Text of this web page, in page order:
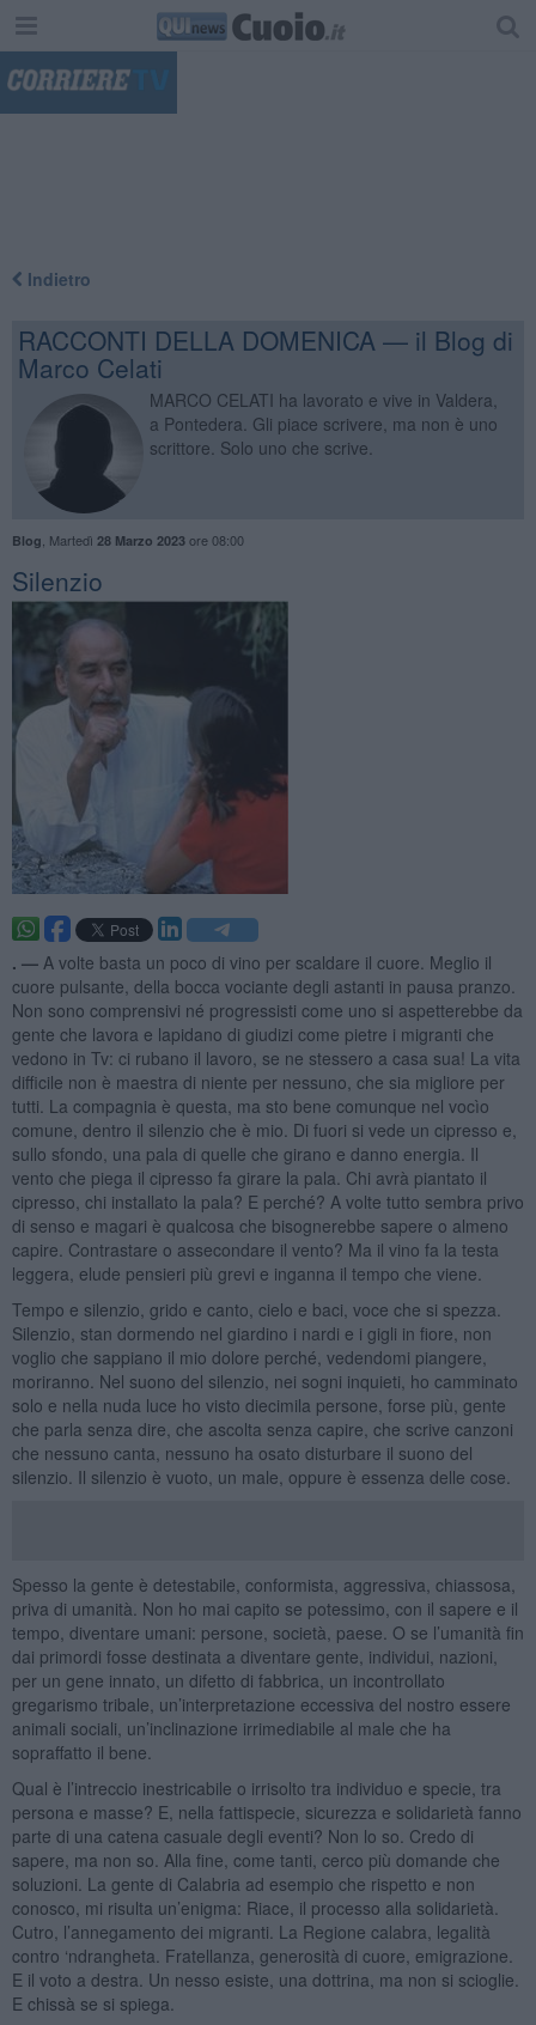
Indietro
RACCONTI DELLA DOMENICA — il Blog di
Marco Celati
MARCO CELATI ha lavorato e vive in Valdera,
a Pontedera. Gli piace scrivere, ma non è uno
scrittore. Solo uno che scrive.
Blog Martedì 28 Marzo 2023ore 08:00
Silenzio
. — A volte basta un poco di vino per scaldare il cuore. Meglio il
cuore pulsante, della bocca vociante degli astanti in pausa pranzo.
Non sono comprensivi né progressisti come uno si aspetterebbe da
gente che lavora e lapidano di giudizi come pietre i migranti che
vedono in Tv: ci rubano il lavoro, se ne stessero a casa sua! La vita
difficile non è maestra di niente per nessuno, che sia migliore per
tutti. La compagnia è questa, ma sto bene comunque nel vocìo
comune, dentro il silenzio che è mio. Di fuori si vede un cipresso e,
sullo sfondo, una pala di quelle che girano e danno energia. Il
vento che piega il cipresso fa girare la pala. Chi avrà piantato il
cipresso, chi installato la pala? E perché? A volte tutto sembra privo
di senso e magari è qualcosa che bisognerebbe sapere o almeno
capire. Contrastare o assecondare il vento? Ma il vino fa la testa
leggera, elude pensieri più grevi e inganna il tempo che viene.
Tempo e silenzio, grido e canto, cielo e baci, voce che si spezza.
Silenzio, stan dormendo nel giardino i nardi e i gigli in fiore, non
voglio che sappiano il mio dolore perché, vedendomi piangere,
moriranno. Nel suono del silenzio, nei sogni inquieti, ho camminato
solo e nella nuda luce ho visto diecimila persone, forse più, gente
che parla senza dire, che ascolta senza capire, che scrive canzoni
che nessuno canta, nessuno ha osato disturbare il suono del
silenzio. Il silenzio è vuoto, un male, oppure è essenza delle cose.
Spesso la gente è detestabile, conformista, aggressiva, chiassosa,
priva di umanità. Non ho mai capito se potessimo, con il sapere e il
tempo, diventare umani: persone, società, paese. O se l’umanità fin
dai primordi fosse destinata a diventare gente, individui, nazioni,
per un gene innato, un difetto di fabbrica, un incontrollato
gregarismo tribale, un’interpretazione eccessiva del nostro essere
animali sociali, un’inclinazione irrimediabile al male che ha
sopraffatto il bene.
Qual è l’intreccio inestricabile o irrisolto tra individuo e specie, tra
persona e masse? E, nella fattispecie, sicurezza e solidarietà fanno
parte di una catena casuale degli eventi? Non lo so. Credo di
sapere, ma non so. Alla fine, come tanti, cerco più domande che
soluzioni. La gente di Calabria ad esempio che rispetto e non
conosco, mi risulta un’enigma: Riace, il processo alla solidarietà.
Cutro, l’annegamento dei migranti. La Regione calabra, legalità
contro ‘ndrangheta. Fratellanza, generosità di cuore, emigrazione.
E il voto a destra. Un nesso esiste, una dottrina, ma non si scioglie.
E chissà se si spiega.